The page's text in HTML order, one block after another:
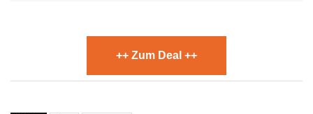
++ Zum Deal ++